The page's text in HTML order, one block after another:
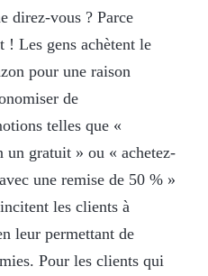
direz-vous ? Parce
Les gens achètent le
pour une raison
de
telles que «
un gratuit » ou « achetez-
une remise de 50 % »
les clients à
leur permettant de
Pour les clients qui